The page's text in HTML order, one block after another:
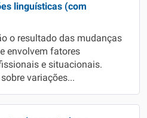
linguísticas (com
o resultado das mudanças
envolvem fatores
e situacionais.
variações...